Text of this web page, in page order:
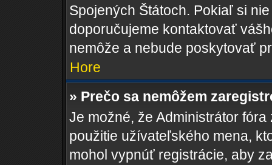
Spojených Štátoch. Pokiaľ si
doporučujeme kontaktovať
nemôže a nebude poskytovať
Hore
» Prečo sa nemôžem
Je možné, že Administrátor
použitie užívateľského mena,
mohol vypnúť registrácie, aby